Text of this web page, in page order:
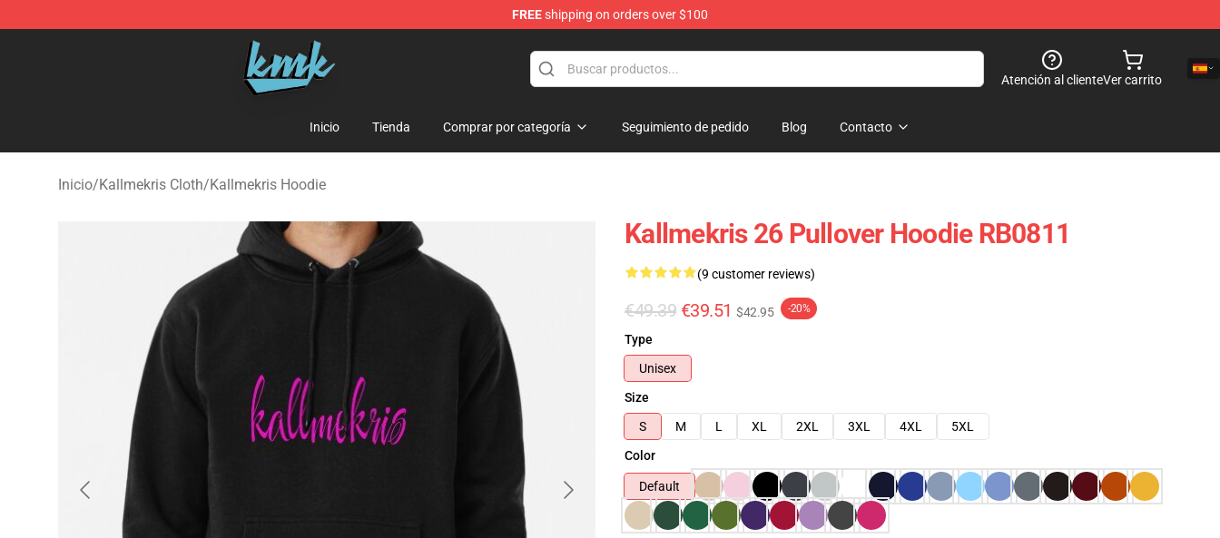
FREEshipping on orders over $100
KallMeKris Store - Official KallMeKris Merchandise Shop
Atención al clienteVer carrito
Inicio Tienda Comprar por categoría Seguimiento de pedido Blog Contacto
Inicio/Kallmekris Cloth/Kallmekris Hoodie
Kallmekris 26 Pullover Hoodie RB0811
(9 customer reviews)
€49.39 €39.51 $42.95 -20%
Type
Unisex
Size
S
M L XL 2XL 3XL 4XL
5XL
Color
Default